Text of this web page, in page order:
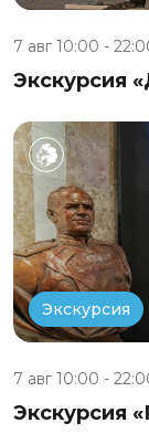
7 авг 10:00 -
Экскурсия
Экскурсия
7 авг 10:00 -
Экскурсия